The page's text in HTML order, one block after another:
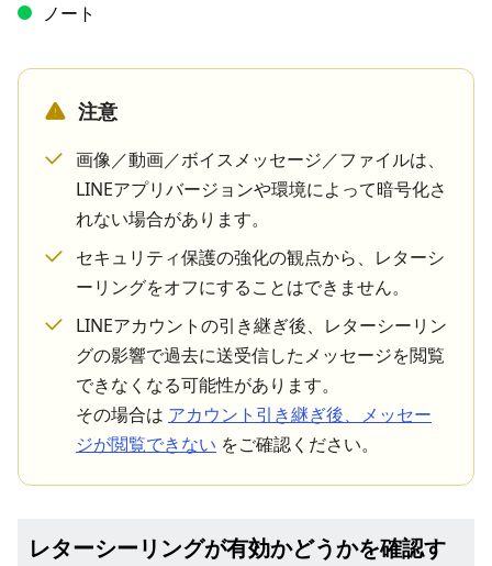
ノート
注意
画像／動画／ボイスメッセージ／ファイルは、
LINEアプリバージョンや環境によって暗号化さ
れない場合があります。
セキュリティ保護の強化の観点から、レターシ
ーリングをオフにすることはできません。
LINEアカウントの引き継ぎ後、レターシーリン
グの影響で過去に送受信したメッセージを閲覧
できなくなる可能性があります。
その場合は アカウント引き継ぎ後、メッセー
ジが閲覧できない をご確認ください。
レターシーリングが有効かどうかを確認す